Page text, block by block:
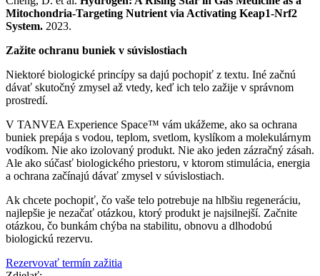
Mitochondria-Targeting Nutrient via Activating Keap1-Nrf2
System. 2023.
Zažite ochranu buniek v súvislostiach
Niektoré biologické princípy sa dajú pochopiť z textu. Iné začnú
dávať skutočný zmysel až vtedy, keď ich telo zažije v správnom
prostredí.
V TANVEA Experience Space™ vám ukážeme, ako sa ochrana
buniek prepája s vodou, teplom, svetlom, kyslíkom a molekulárnym
vodíkom. Nie ako izolovaný produkt. Nie ako jeden zázračný zásah.
Ale ako súčasť biologického priestoru, v ktorom stimulácia, energia
a ochrana začínajú dávať zmysel v súvislostiach.
Ak chcete pochopiť, čo vaše telo potrebuje na hlbšiu regeneráciu,
najlepšie je nezačať otázkou, ktorý produkt je najsilnejší. Začnite
otázkou, čo bunkám chýba na stabilitu, obnovu a dlhodobú
biologickú rezervu.
Rezervovať termín zažitia